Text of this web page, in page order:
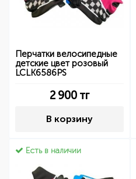
Перчатки велосипедные
детские цвет розовый
LCLK6586PS
2 900 тг
В корзину
Есть в наличии